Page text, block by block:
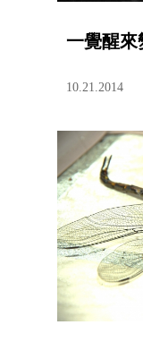
一覺醒
10.21.2014